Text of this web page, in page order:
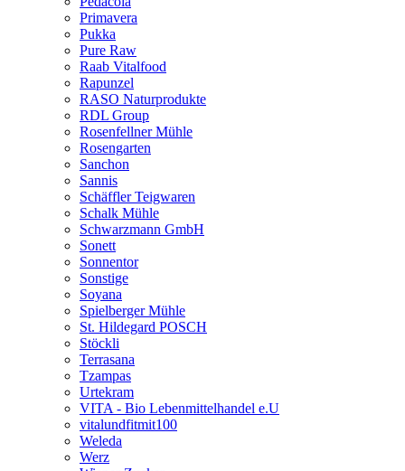
Primavera
Pukka
Pure Raw
Raab Vitalfood
Rapunzel
RASO Naturprodukte
RDL Group
Rosenfellner Mühle
Rosengarten
Sanchon
Sannis
Schäffler Teigwaren
Schalk Mühle
Schwarzmann GmbH
Sonett
Sonnentor
Sonstige
Soyana
Spielberger Mühle
St. Hildegard POSCH
Stöckli
Terrasana
Tzampas
Urtekram
VITA - Bio Lebenmittelhandel e.U
vitalundfitmit100
Weleda
Werz